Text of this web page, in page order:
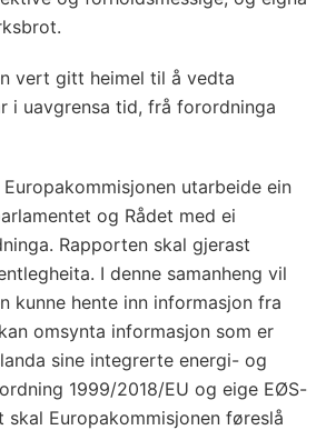
vert gitt heimel til å vedta
i uavgrensa tid, frå forordninga
utarbeide ein
og Rådet med ei
Rapporten skal gjerast
I denne samanheng vil
kunne hente inn informasjon fra
omsynta informasjon som er
sine integrerte energi- og
1999/2018/EU og eige EØS-
skal Europakommisjonen føreslå